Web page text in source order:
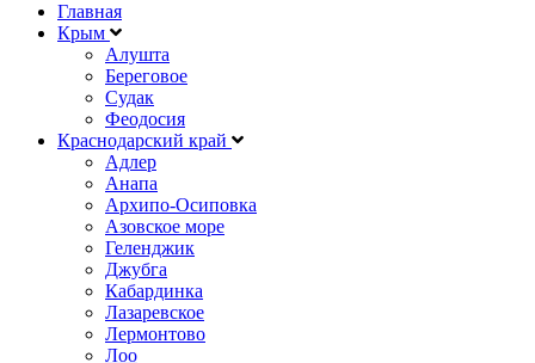
Главная
Крым
Алушта
Береговое
Судак
Феодосия
Краснодарский край
Адлер
Анапа
Архипо-Осиповка
Азовское море
Геленджик
Джубга
Кабардинка
Лазаревское
Лермонтово
Лоо